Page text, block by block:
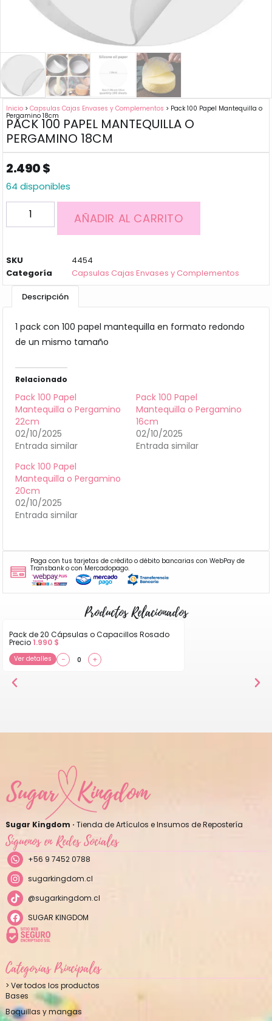
Inicio >Capsulas Cajas Envases y Complementos > Pack 100 Papel Mantequilla o
Pergamino 18cm
PACK 100 PAPEL MANTEQUILLA O
PERGAMINO 18CM
2.490$
64 disponibles
AÑADIR AL CARRITO
SKU
4454
Categoría
Capsulas Cajas Envases y Complementos
Descripción
1 pack con 100 papel mantequilla en formato redondo
de un mismo tamaño
Relacionado
Pack 100 Papel
Mantequilla o Pergamino
22cm
02/10/2025
Entrada similar
Pack 100 Papel
Mantequilla o Pergamino
16cm
02/10/2025
Entrada similar
Pack 100 Papel
Mantequilla o Pergamino
20cm
02/10/2025
Entrada similar
Paga con tus tarjetas de crédito o débito bancarias con WebPay de
Transbank o con Mercadopago.
Productos Relacionados
Pack de 20 Cápsulas o Capacillos Rosado
Precio 1.990 $
Ver detalles − +
Sugar Kingdom · Tienda de Artículos e Insumos de Repostería
Síguenos en Redes Sociales
+56 9 7452 0788
sugarkingdom.cl
@sugarkingdom.cl
SUGAR KINGDOM
Categorías Principales
> Ver todos los productos
Bases
Boquillas y mangas